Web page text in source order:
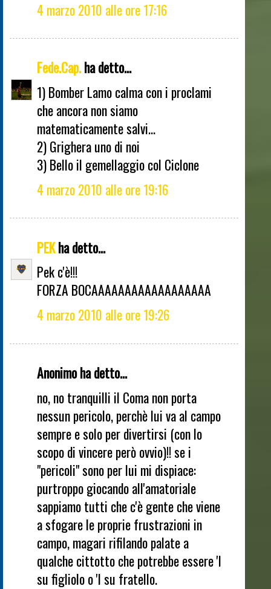
4 marzo 2010 alle ore 17:16
Fede.Cap.ha detto...
1) Bomber Lamo calma con i proclami
che ancora non siamo
matematicamente salvi...
2) Grighera uno di noi
3) Bello il gemellaggio col Ciclone
4 marzo 2010 alle ore 19:16
PEKha detto...
Pek c'è!!!
FORZA BOCAAAAAAAAAAAAAAAAAA
4 marzo 2010 alle ore 19:26
Anonimo ha detto...
no, no tranquilli il Coma non porta
nessun pericolo, perchè lui va al campo
sempre e solo per divertirsi (con lo
scopo di vincere però ovvio)!! se i
"pericoli" sono per lui mi dispiace:
purtroppo giocando all'amatoriale
sappiamo tutti che c'è gente che viene
a sfogare le proprie frustrazioni in
campo, magari rifilando palate a
qualche cittotto che potrebbe essere 'l
su figliolo o 'l su fratello.